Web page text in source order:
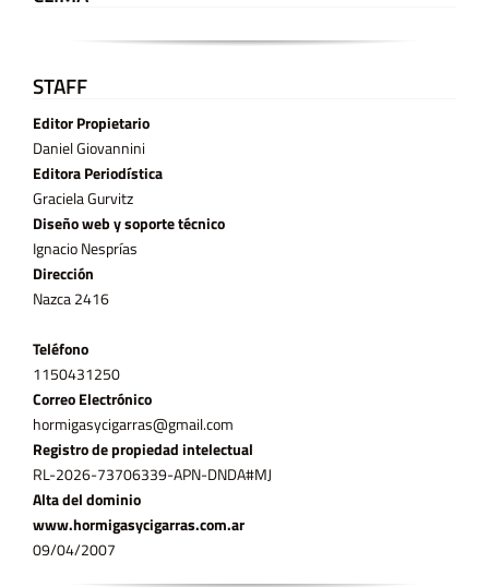
STAFF
Editor Propietario
Daniel Giovannini
Editora Periodística
Graciela Gurvitz
Diseño web y soporte técnico
Ignacio Nesprías
Dirección
Nazca 2416
Teléfono
11­50431250
Correo Electrónico
hormigasycigarras@gmail.com
Registro de propiedad intelectual
RL-2026-73706339-APN-DNDA#MJ
Alta del dominio
www.hormigasycigarras.com.ar
09/04/2007